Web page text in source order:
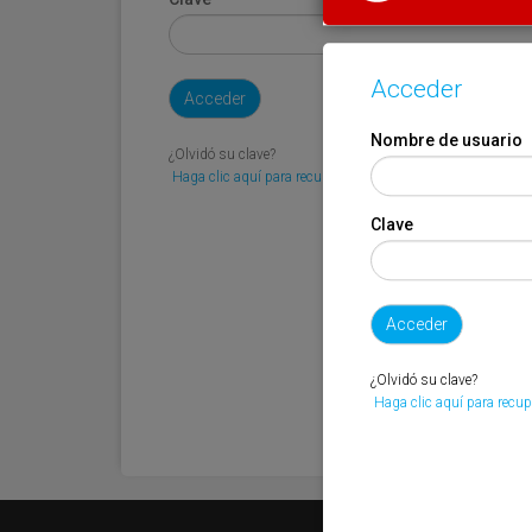
¿Olvidó su clave?
Haga clic aquí para recuperarla.
Acceder
Nombre de usuario
Clave
¿Olvidó su clave?
Haga clic aquí para